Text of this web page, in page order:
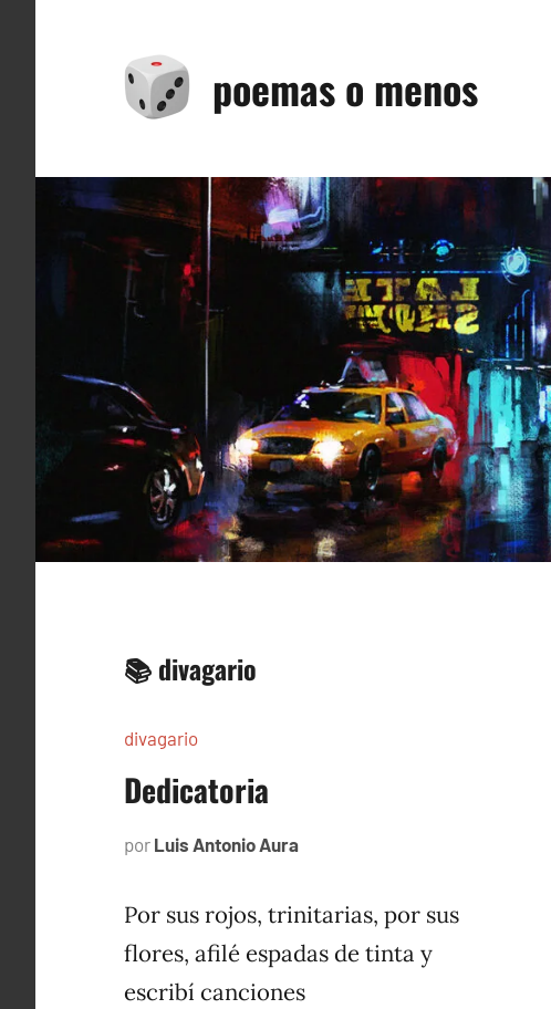
poemas o menos
📚 divagario
divagario
Dedicatoria
por Luis Antonio Aura
1996
Por sus rojos, trinitarias, por sus
flores, afilé espadas de tinta y
escribí canciones